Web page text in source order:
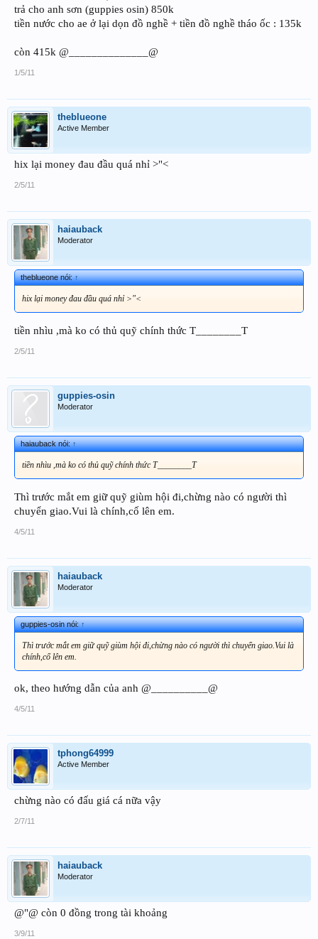
trả cho anh sơn (guppies osin) 850k
tiền nước cho ae ở lại dọn đồ nghề + tiền đồ nghề tháo ốc : 135k
còn 415k @______________@
1/5/11
theblueone
Active Member
hix lại money đau đầu quá nhỉ >"<
2/5/11
haiauback
Moderator
theblueone nói:↑
hix lại money đau đầu quá nhỉ >"<
tiền nhìu ,mà ko có thủ quỹ chính thức T________T
2/5/11
guppies-osin
Moderator
haiauback nói:↑
tiền nhìu ,mà ko có thủ quỹ chính thức T________T
Thì trước mắt em giữ quỹ giùm hội đi,chừng nào có người thì
chuyển giao.Vui là chính,cố lên em.
4/5/11
haiauback
Moderator
guppies-osin nói:↑
Thì trước mắt em giữ quỹ giùm hội đi,chừng nào có người thì chuyển giao.Vui là
chính,cố lên em.
ok, theo hướng dẫn của anh @__________@
4/5/11
tphong64999
Active Member
chừng nào có đấu giá cá nữa vậy
2/7/11
haiauback
Moderator
@"@ còn 0 đồng trong tài khoảng
3/9/11